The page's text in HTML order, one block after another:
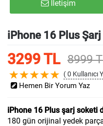
İletişim
iPhone 16 Plus
3299 TL 8999
( 0 Kullanıcı
Hemen Bir Yorum Yaz
iPhone 16 Plus şarj soketi
180 gün orijinal yedek